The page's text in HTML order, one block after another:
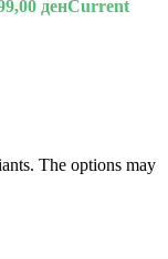
денCurrent
The options may